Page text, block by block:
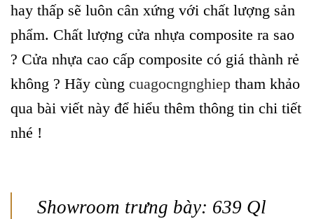
hay thấp sẽ luôn cân xứng với chất lượng sản
phẩm. Chất lượng cửa nhựa composite ra sao
? Cửa nhựa cao cấp composite có giá thành rẻ
không ? Hãy cùng cuagocngnghiep tham khảo
qua bài viết này để hiểu thêm thông tin chi tiết
nhé !
Showroom trưng bày: 639 Ql